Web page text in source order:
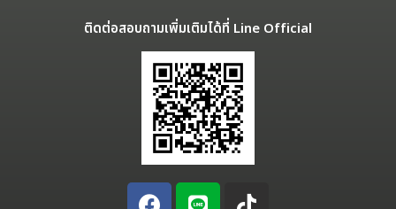
ติดต่อสอบถามเพิ่มเติมได้ที่ Line Official